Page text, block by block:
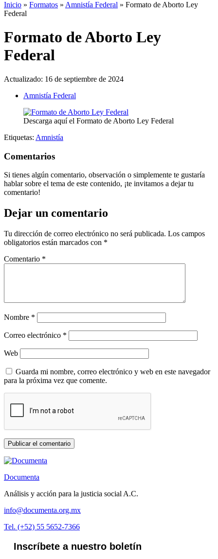
Inicio » Formatos » Amnistía Federal » Formato de Aborto Ley
Federal
Formato de Aborto Ley
Federal
Actualizado: 16 de septiembre de 2024
Amnistía Federal
Descarga aquí el Formato de Aborto Ley Federal
Etiquetas: Amnistía
Comentarios
Si tienes algún comentario, observación o simplemente te gustaría
hablar sobre el tema de este contenido, ¡te invitamos a dejar tu
comentario!
Dejar un comentario
Tu dirección de correo electrónico no será publicada. Los campos
obligatorios están marcados con *
Comentario *
Nombre *
Correo electrónico *
Web
Guarda mi nombre, correo electrónico y web en este navegador
para la próxima vez que comente.
Documenta
Análisis y acción para la justicia social A.C.
info@documenta.org.mx
Tel. (+52) 55 5652-7366
Inscríbete a nuestro boletín